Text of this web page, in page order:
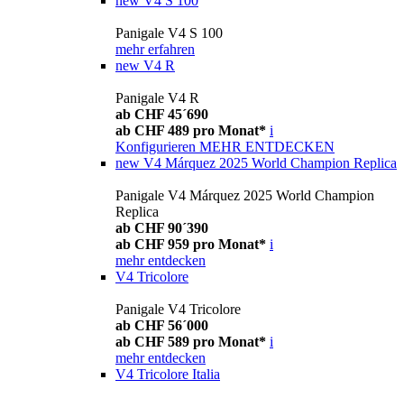
Panigale V4 S 100
mehr erfahren
new V4 R
Panigale V4 R
ab CHF 45´690
ab CHF 489 pro Monat* i
Konfigurieren MEHR ENTDECKEN
new V4 Márquez 2025 World Champion Replica
Panigale V4 Márquez 2025 World Champion
Replica
ab CHF 90´390
ab CHF 959 pro Monat* i
mehr entdecken
V4 Tricolore
Panigale V4 Tricolore
ab CHF 56´000
ab CHF 589 pro Monat* i
mehr entdecken
V4 Tricolore Italia